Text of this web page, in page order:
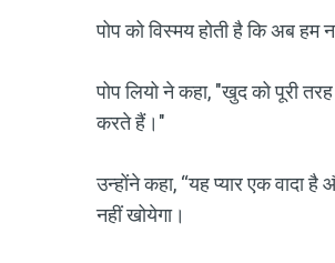
पोप को विस्मय होती है कि अब हम
पोप लियो ने कहा, "खुद को पूरी
करते हैं।"
उन्होंने कहा, “यह प्यार एक वादा
नहीं खोयेगा।